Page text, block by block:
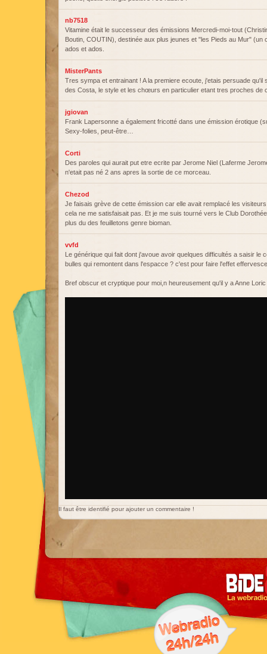
nb7518
Vitamine était le successeur des émissions Mercredi-moi-tout
Boutin, COUTIN), destinée aux plus jeunes et "les Pieds au Mur"
ados et ados.
MisterPants
Tres sympa et entrainant ! A la premiere ecoute, j'etais persuade qu'il
des Costa, le style et les chœurs en particulier etant tres proches de
jgiovan
Frank Lapersonne a également fricotté dans une émission érotique
Sexy-folies, peut-être…
Corti
Des paroles qui aurait put etre ecrite par Jerome Niel (Laferme
n'etait pas né 2 ans apres la sortie de ce morceau.
Chezod
Je faisais grève de cette émission car elle avait remplacé les
cela ne me satisfaisait pas. Et je me suis tourné vers le Club
plus du des feuilletons genre bioman.
vvfd
Le générique qui fait dont j'avoue avoir quelques difficultés a saisir le
bulles qui remontent dans l'espacce ? c'est pour faire l'effet
Bref obscur et cryptique pour moi,n heureusement qu'il y a Anne Loric
Il faut être identifié pour ajouter un commentaire !